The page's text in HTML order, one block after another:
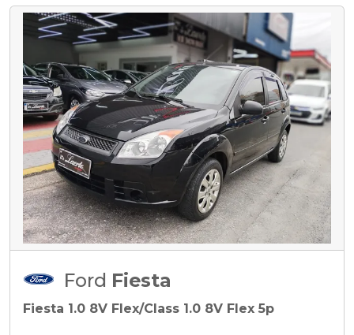
Ford Fiesta
Fiesta 1.0 8V Flex/Class 1.0 8V Flex 5p